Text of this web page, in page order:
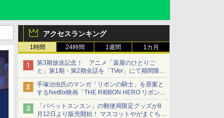
アクセスランキング
1時間 24時間 1週間 1カ月
第3期放送記念！ アニメ「薬屋のひとりご
と」第1期・第2期全話を「TVer」にて期間限定
で順次無料配信開始
手塚治虫氏のマンガ「リボンの騎士」を原案と
するNetflix映画「THE RIBBON HERO リボンヒ
ーロー」本日配信開始
「パペットスンスン」の郵便局限定グッズが8
月12日より販売開始！ マスコットやがまぐち、